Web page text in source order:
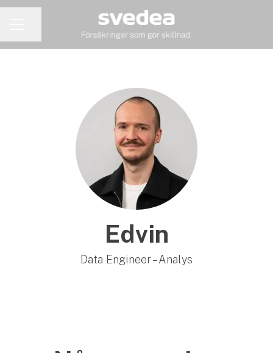
Edvin
Data Engineer – Analys